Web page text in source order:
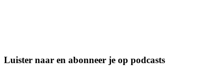
Luister naar en abonneer je op podcasts